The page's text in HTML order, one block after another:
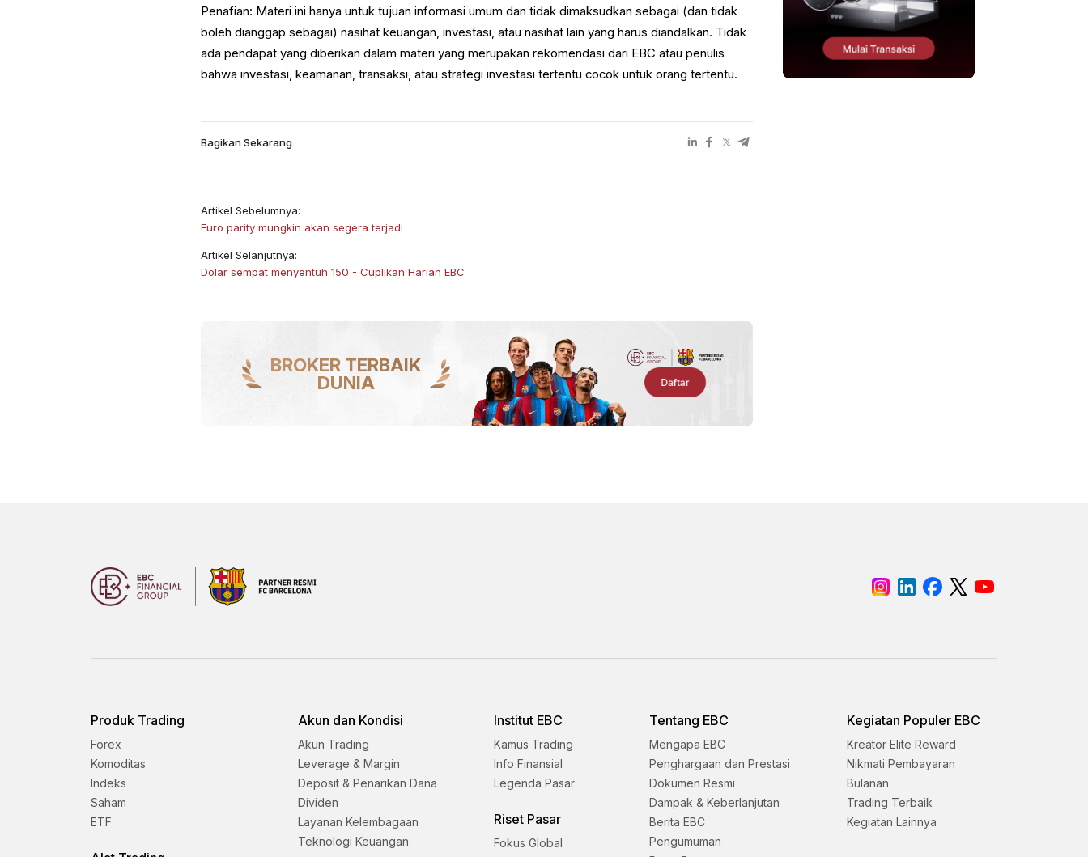
Penafian: Materi ini hanya untuk tujuan informasi umum dan tidak dimaksudkan sebagai (dan tidak
boleh dianggap sebagai) nasihat keuangan, investasi, atau nasihat lain yang harus diandalkan. Tidak
ada pendapat yang diberikan dalam materi yang merupakan rekomendasi dari EBC atau penulis
bahwa investasi, keamanan, transaksi, atau strategi investasi tertentu cocok untuk orang tertentu.
Bagikan Sekarang
Artikel Sebelumnya:
Euro parity mungkin akan segera terjadi
Artikel Selanjutnya:
Dolar sempat menyentuh 150 - Cuplikan Harian EBC
BROKER TERBAIK
DUNIA
Daftar
Produk Trading
Forex
Komoditas
Indeks
Saham
ETF
Akun dan Kondisi
Akun Trading
Leverage & Margin
Deposit & Penarikan Dana
Dividen
Layanan Kelembagaan
Teknologi Keuangan
Institut EBC
Kamus Trading
Info Finansial
Legenda Pasar
Riset Pasar
Fokus Global
Tentang EBC
Mengapa EBC
Penghargaan dan Prestasi
Dokumen Resmi
Dampak & Keberlanjutan
Berita EBC
Pengumuman
Kegiatan Populer EBC
Kreator Elite Reward
Nikmati Pembayaran
Bulanan
Trading Terbaik
Kegiatan Lainnya